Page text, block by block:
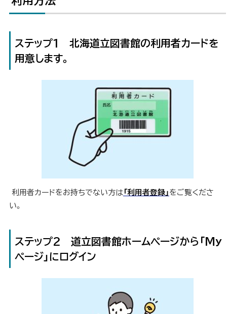
ッ
に
戻
ステップ1 北海道立図書館の利用者カードを
用意します。
利用者カードをお持ちでない方は 「利用者登録」 をご覧くださ
い。
ステップ2 道立図書館ホームページから「My
ページ」にログイン